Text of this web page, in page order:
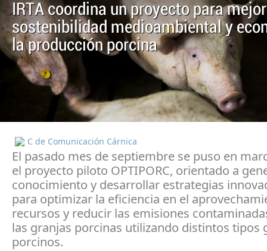
IRTA coordina un proyecto para
sostenibilidad medioambiental y
la producción porcina
C de Comunicación Cárnica
El pasado mes de septiembre se puso en
el proyecto piloto OPTIPORC, orientado a
conocimiento y desarrollar estrategias
para optimizar la eficiencia en el
recursos y reducir las emisiones
las granjas porcinas utilizando distintos tipos
porcinos.